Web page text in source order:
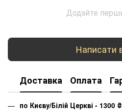
Додайте
Написати
Доставка Оплата
по Києву/Білій Церкві - 1300 ₴